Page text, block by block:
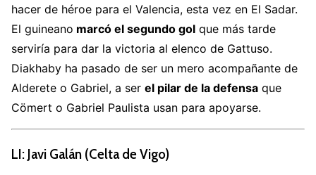
hacer de héroe para el Valencia, esta vez en El Sadar.
El guineano marcó el segundo gol que más tarde
serviría para dar la victoria al elenco de Gattuso.
Diakhaby ha pasado de ser un mero acompañante de
Alderete o Gabriel, a ser el pilar de la defensa que
Cömert o Gabriel Paulista usan para apoyarse.
LI: Javi Galán (Celta de Vigo)